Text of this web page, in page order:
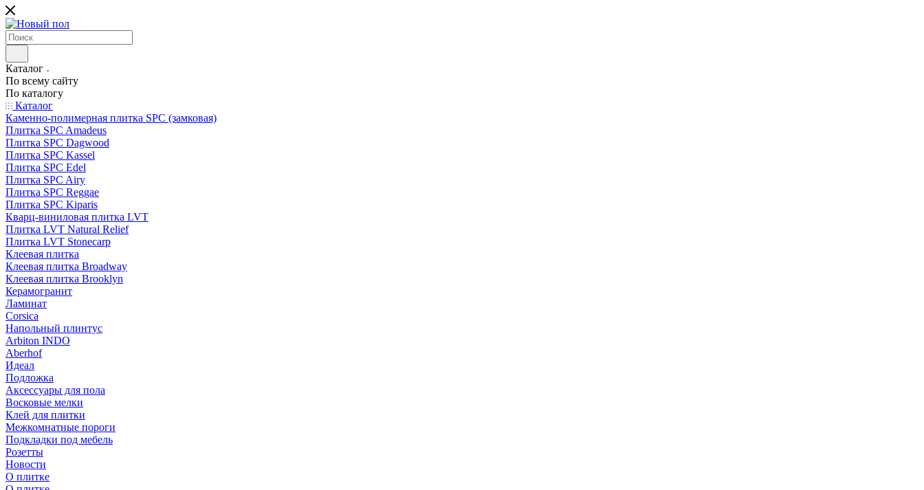
Каталог
По всему сайту
По каталогу
Каталог
Каменно-полимерная плитка SPC (замковая)
Плитка SPC Amadeus
Плитка SPC Dagwood
Плитка SPC Kassel
Плитка SPC Edel
Плитка SPC Airy
Плитка SPC Reggae
Плитка SPC Kiparis
Кварц-виниловая плитка LVT
Плитка LVT Natural Relief
Плитка LVT Stonecarp
Клеевая плитка
Клеевая плитка Broadway
Клеевая плитка Brooklyn
Керамогранит
Ламинат
Corsica
Напольный плинтус
Arbiton INDO
Aberhof
Идеал
Подложка
Аксессуары для пола
Восковые мелки
Клей для плитки
Межкомнатные пороги
Подкладки под мебель
Розетты
Новости
О плитке